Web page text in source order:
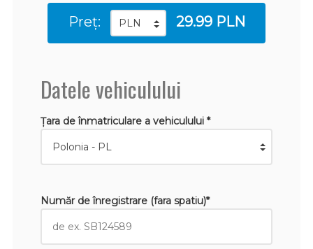
Preț: 29.99 PLN
Datele vehiculului
Țara de înmatriculare a vehiculului *
Număr de înregistrare (fara spatiu)*